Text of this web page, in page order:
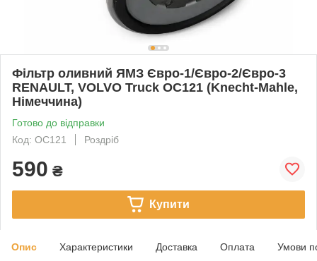
Фільтр оливний ЯМЗ Євро-1/Євро-2/Євро-3
RENAULT, VOLVO Truck OC121 (Knecht-Mahle,
Німеччина)
Готово до відправки
Код: OC121
Роздріб
590 ₴
Купити
Опис Характеристики Доставка Оплата Умови